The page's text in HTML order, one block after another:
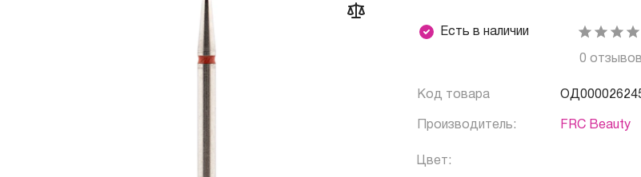
Есть в наличии
0 отзывов
Код товара
Производитель: FRC Beauty
Цвет: